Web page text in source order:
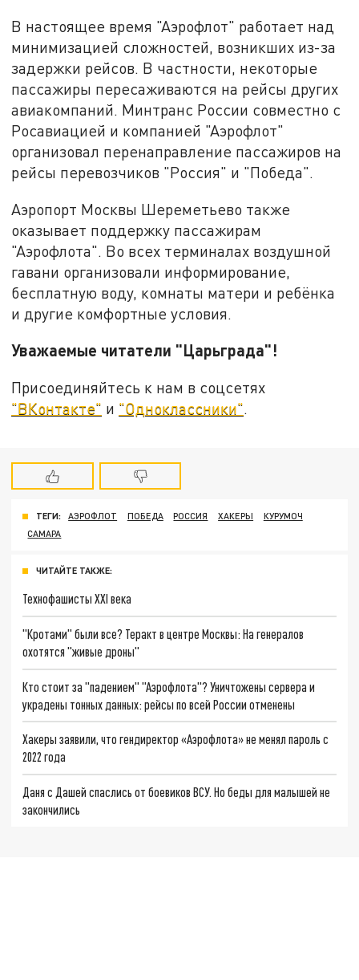
В настоящее время "Аэрофлот" работает над
минимизацией сложностей, возникших из-за
задержки рейсов. В частности, некоторые
пассажиры пересаживаются на рейсы других
авиакомпаний. Минтранс России совместно с
Росавиацией и компанией "Аэрофлот"
организовал перенаправление пассажиров на
рейсы перевозчиков "Россия" и "Победа".
Аэропорт Москвы Шереметьево также
оказывает поддержку пассажирам
"Аэрофлота". Во всех терминалах воздушной
гавани организовали информирование,
бесплатную воду, комнаты матери и ребёнка
и другие комфортные условия.
Уважаемые читатели "Царьграда"!
Присоединяйтесь к нам в соцсетях
"ВКонтакте" и "Одноклассники".
ТЕГИ: АЭРОФЛОТ ПОБЕДА РОССИЯ ХАКЕРЫ
КУРУМОЧ
САМАРА
ЧИТАЙТЕ ТАКЖЕ:
Технофашисты XXI века
"Кротами" были все? Теракт в центре Москвы: На генералов
охотятся "живые дроны"
Кто стоит за "падением" "Аэрофлота"? Уничтожены сервера и
украдены тонных данных: рейсы по всей России отменены
Хакеры заявили, что гендиректор «Аэрофлота» не менял пароль с
2022 года
Даня с Дашей спаслись от боевиков ВСУ. Но беды для малышей не
закончились